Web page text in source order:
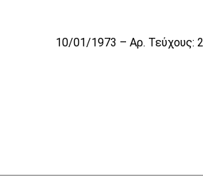
10/01/1973 – Αρ. Τεύχους: